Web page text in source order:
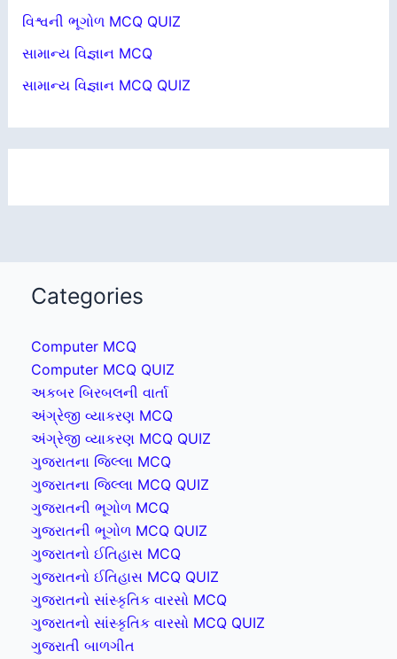
વિશ્વની ભૂગોળ MCQ QUIZ
સામાન્ય વિજ્ઞાન MCQ
સામાન્ય વિજ્ઞાન MCQ QUIZ
Categories
Computer MCQ
Computer MCQ QUIZ
અકબર બિરબલની વાર્તા
અંગ્રેજી વ્યાકરણ MCQ
અંગ્રેજી વ્યાકરણ MCQ QUIZ
ગુજરાતના જિલ્લા MCQ
ગુજરાતના જિલ્લા MCQ QUIZ
ગુજરાતની ભૂગોળ MCQ
ગુજરાતની ભૂગોળ MCQ QUIZ
ગુજરાતનો ઈતિહાસ MCQ
ગુજરાતનો ઈતિહાસ MCQ QUIZ
ગુજરાતનો સાંસ્કૃતિક વારસો MCQ
ગુજરાતનો સાંસ્કૃતિક વારસો MCQ QUIZ
ગુજરાતી બાળગીત